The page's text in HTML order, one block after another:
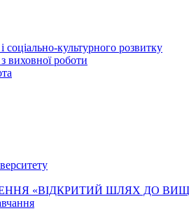
соціально-культурного розвитку
виховної роботи
«ВІДКРИТИЙ ШЛЯХ ДО